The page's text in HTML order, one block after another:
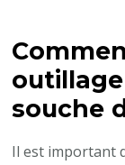
souche
Il est important